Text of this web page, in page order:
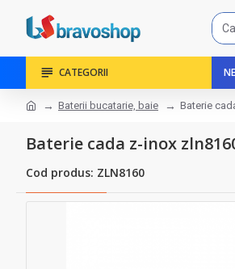
CATEGORII
Baterii bucatarie, baie Baterie
Baterie cada z-inox
Cod produs: ZLN8160